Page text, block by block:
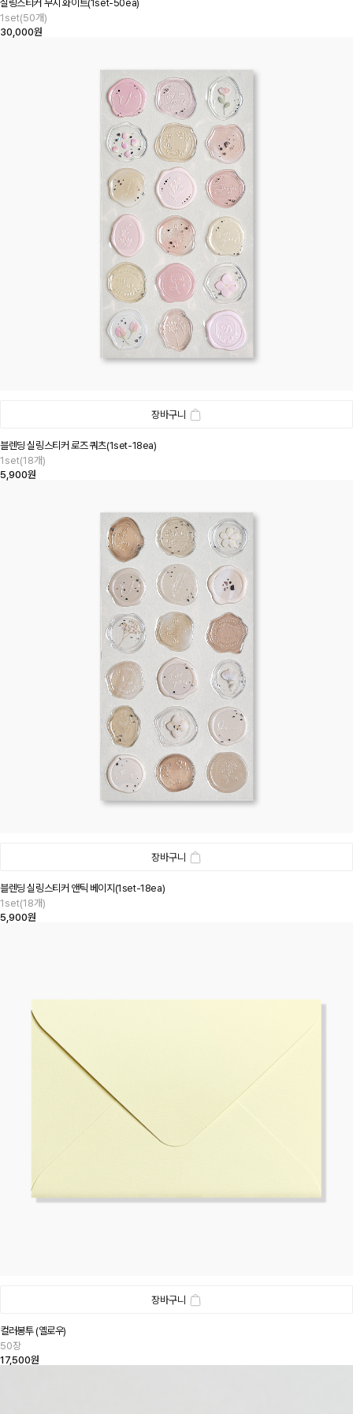
실링스티커 무지 화이트(1set-50ea)
1set(50개)
30,000원
장바구니
블렌딩 실링스티커 로즈 쿼츠(1set-18ea)
1set(18개)
5,900원
장바구니
블렌딩 실링스티커 앤틱 베이지(1set-18ea)
1set(18개)
5,900원
장바구니
컬러봉투 (옐로우)
50장
17,500원